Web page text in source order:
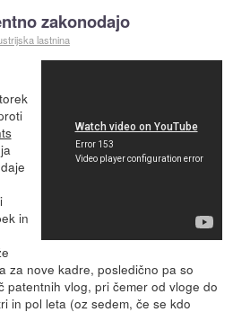
zakonodajo
lastnina
in
za nove kadre, posledično pa so
patentnih vlog, pri čemer od vloge do
in pol leta (oz sedem, če se kdo